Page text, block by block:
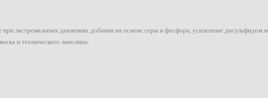
экстремальных давлениях добавки на основе серы и фосфора, усиленные дисульфидом
и технического ланолина.